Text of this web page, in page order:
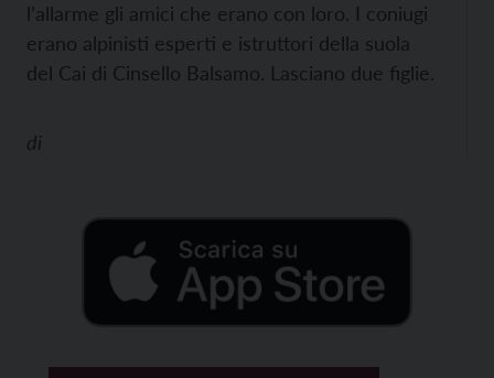
l’allarme gli amici che erano con loro. I coniugi
erano alpinisti esperti e istruttori della suola
del Cai di Cinsello Balsamo. Lasciano due figlie.
di